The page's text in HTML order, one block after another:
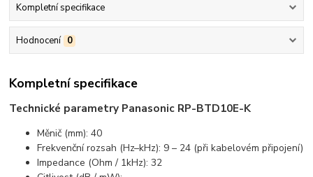
Kompletní specifikace
Hodnocení 0
Kompletní specifikace
Technické parametry Panasonic RP-BTD10E-K
Měnič (mm): 40
Frekvenční rozsah (Hz–kHz): 9 – 24 (při kabelovém připojení)
Impedance (Ohm / 1kHz): 32